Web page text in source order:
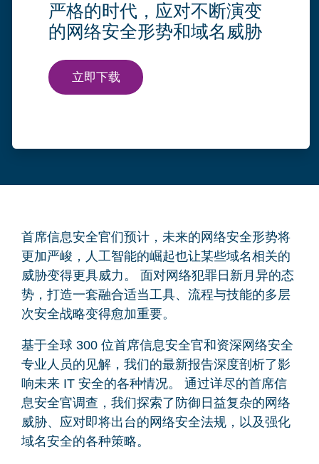
严格的时代，应对不断演变
的网络安全形势和域名威胁
立即下载
首席信息安全官们预计，未来的网络安全形势将
更加严峻，人工智能的崛起也让某些域名相关的
威胁变得更具威力。 面对网络犯罪日新月异的态
势，打造一套融合适当工具、流程与技能的多层
次安全战略变得愈加重要。
基于全球 300 位首席信息安全官和资深网络安全
专业人员的见解，我们的最新报告深度剖析了影
响未来 IT 安全的各种情况。 通过详尽的首席信
息安全官调查，我们探索了防御日益复杂的网络
威胁、应对即将出台的网络安全法规，以及强化
域名安全的各种策略。